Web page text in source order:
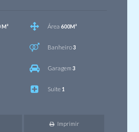
M² Área 600M²
Banheiro3
Garagem 3
Suite 1
Imprimir